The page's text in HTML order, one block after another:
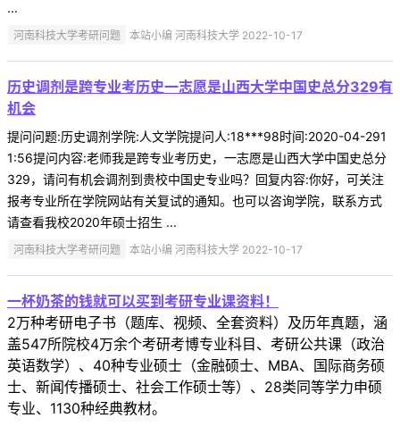
...
河南科技大学考研问题 本站小编 河南科技大学 2022-10-17
历史调剂是跨专业考历史一志愿是山西大学中国史总分329有
机会
提问问题:历史调剂学院:人文学院提问人:18***98时间:2020-04-291
1:56提问内容:老师我是跨专业考历史，一志愿是山西大学中国史总分
329，请问有机会调剂到贵校中国史专业吗？回复内容:你好，可关注
报考专业所在学院网站有关复试的通知。也可以咨询学院，联系方式
请查看我校2020年硕士招生 ...
河南科技大学考研问题 本站小编 河南科技大学 2022-10-17
一杯奶茶的钱就可以买到考研专业课资料！
2万种考研电子书（题库、视频、全套资料）及历年真题，涵
盖547所院校4万余个考研考博专业科目、考研公共课（政治
英语数学）、40种专业硕士（金融硕士、MBA、国际商务硕
士、新闻传播硕士、社会工作硕士等）、28类同等学力申硕
专业、1130种经典教材。